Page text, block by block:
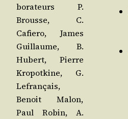
bo­ra­teurs P.
Brousse, C.
Cafie­ro, James
Guillaume, B.
Hubert, Pierre
Kro­pot­kine, G.
Lefran­çais,
Benoit Malon,
Paul Robin, A.